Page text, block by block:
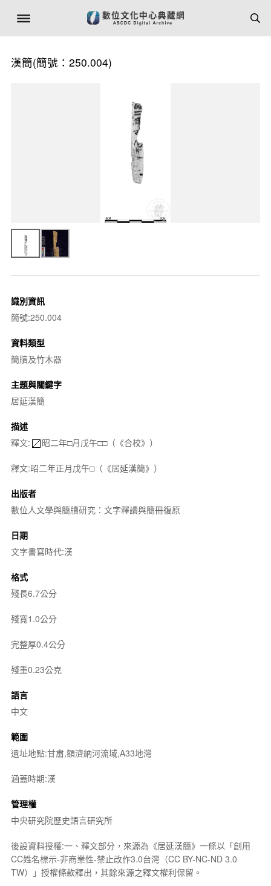
漢簡(簡號：250.004)
識別資訊
簡號:250.004
資料類型
簡牘及竹木器
主題與關鍵字
居延漢簡
描述
釋文:
昭二年□月戊午□□（《合校》）
釋文:昭二年正月戊午□（《居延漢簡》）
出版者
數位人文學與簡牘研究：文字釋讀與簡冊復原
日期
文字書寫時代:漢
格式
殘長6.7公分
殘寬1.0公分
完整厚0.4公分
殘重0.23公克
語言
中文
範圍
遺址地點:甘肅,額濟納河流域,A33地灣
涵蓋時期:漢
管理權
中央研究院歷史語言研究所
後設資料授權:一、釋文部分，來源為《居延漢簡》一條以「創用
CC姓名標示-非商業性-禁止改作3.0台灣（CC BY-NC-ND 3.0
TW）」授權條款釋出，其餘來源之釋文權利保留。